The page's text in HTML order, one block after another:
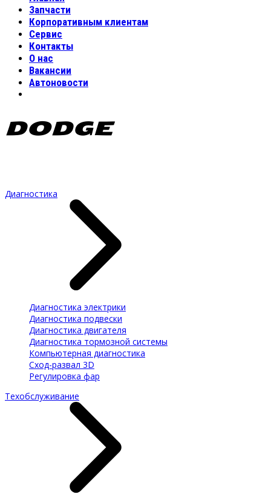
Запчасти
Корпоративным клиентам
Сервис
Контакты
О нас
Вакансии
Автоновости
DODGE
Диагностика
Диагностика электрики
Диагностика подвески
Диагностика двигателя
Диагностика тормозной системы
Компьютерная диагностика
Сход-развал 3D
Регулировка фар
Техобслуживание